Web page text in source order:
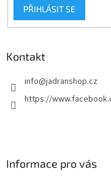
PŘIHLÁSIT SE
Kontakt
info@jadranshop.cz
https://
Informace pro vás